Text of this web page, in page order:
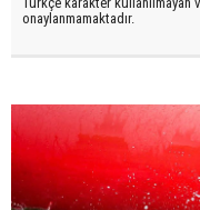
onaylanmamaktadır.